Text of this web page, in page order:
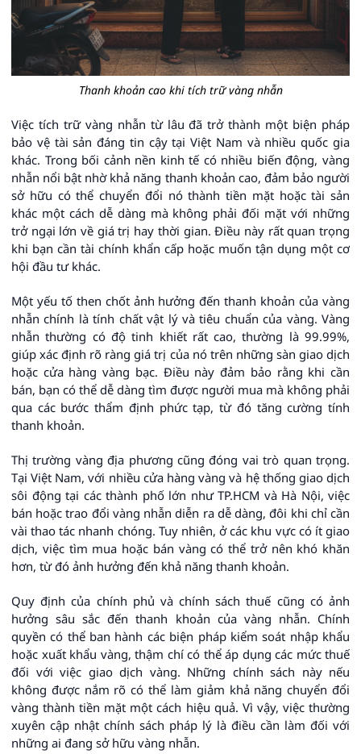
Thanh khoản cao khi tích trữ vàng nhẫn
Việc tích trữ vàng nhẫn từ lâu đã trở thành một biện pháp
bảo vệ tài sản đáng tin cậy tại Việt Nam và nhiều quốc gia
khác. Trong bối cảnh nền kinh tế có nhiều biến động, vàng
nhẫn nổi bật nhờ khả năng thanh khoản cao, đảm bảo người
sở hữu có thể chuyển đổi nó thành tiền mặt hoặc tài sản
khác một cách dễ dàng mà không phải đối mặt với những
trở ngại lớn về giá trị hay thời gian. Điều này rất quan trọng
khi bạn cần tài chính khẩn cấp hoặc muốn tận dụng một cơ
hội đầu tư khác.
Một yếu tố then chốt ảnh hưởng đến thanh khoản của vàng
nhẫn chính là tính chất vật lý và tiêu chuẩn của vàng. Vàng
nhẫn thường có độ tinh khiết rất cao, thường là 99.99%,
giúp xác định rõ ràng giá trị của nó trên những sàn giao dịch
hoặc cửa hàng vàng bạc. Điều này đảm bảo rằng khi cần
bán, bạn có thể dễ dàng tìm được người mua mà không phải
qua các bước thẩm định phức tạp, từ đó tăng cường tính
thanh khoản.
Thị trường vàng địa phương cũng đóng vai trò quan trọng.
Tại Việt Nam, với nhiều cửa hàng vàng và hệ thống giao dịch
sôi động tại các thành phố lớn như TP.HCM và Hà Nội, việc
bán hoặc trao đổi vàng nhẫn diễn ra dễ dàng, đôi khi chỉ cần
vài thao tác nhanh chóng. Tuy nhiên, ở các khu vực có ít giao
dịch, việc tìm mua hoặc bán vàng có thể trở nên khó khăn
hơn, từ đó ảnh hưởng đến khả năng thanh khoản.
Quy định của chính phủ và chính sách thuế cũng có ảnh
hưởng sâu sắc đến thanh khoản của vàng nhẫn. Chính
quyền có thể ban hành các biện pháp kiểm soát nhập khẩu
hoặc xuất khẩu vàng, thậm chí có thể áp dụng các mức thuế
đối với việc giao dịch vàng. Những chính sách này nếu
không được nắm rõ có thể làm giảm khả năng chuyển đổi
vàng thành tiền mặt một cách hiệu quả. Vì vậy, việc thường
xuyên cập nhật chính sách pháp lý là điều cần làm đối với
những ai đang sở hữu vàng nhẫn.